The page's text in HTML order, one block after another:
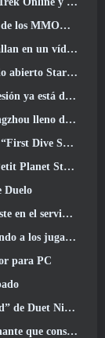
MMORPG??
desarrolladores
podría ser algo real
en NosTale
de la versión 1.5
Dive Show”
Stardrift
Duelo
una solución para eso
montura de conejito
para PC
la historia de Huaxu
tráiler de Red Band